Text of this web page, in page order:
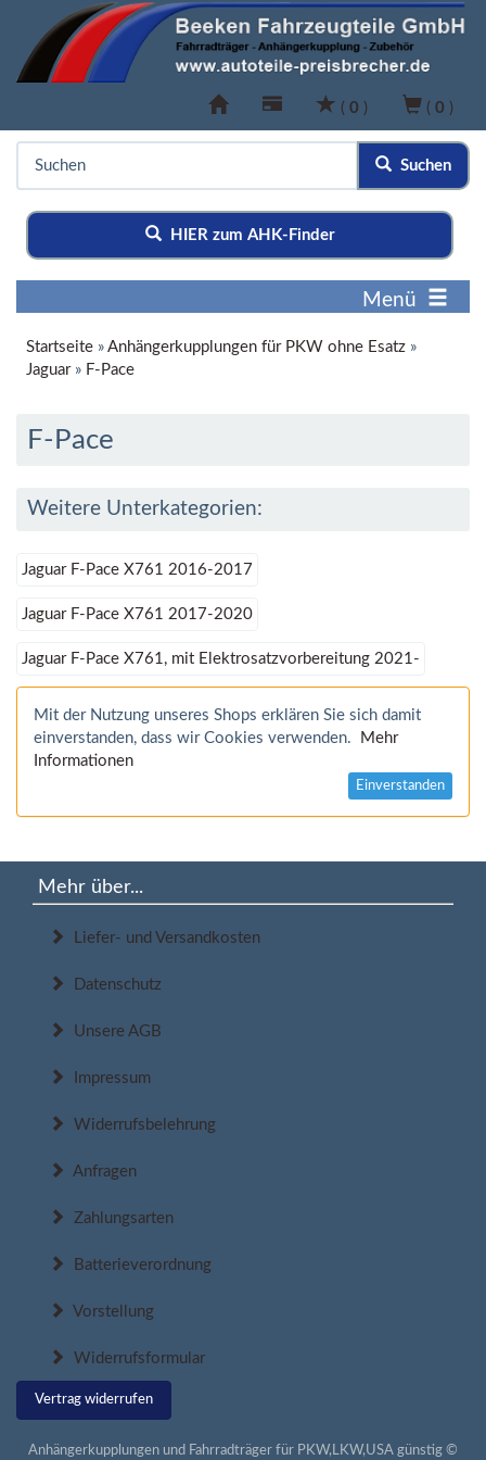
( 0 ) ( 0 )
Suchen
HIER zum AHK-Finder
Menü
Startseite » Anhängerkupplungen für PKW ohne Esatz »
Jaguar» F-Pace
F-Pace
Weitere Unterkategorien:
Jaguar F-Pace X761 2016-2017
Jaguar F-Pace X761 2017-2020
Jaguar F-Pace X761, mit Elektrosatzvorbereitung 2021-
Mit der Nutzung unseres Shops erklären Sie sich damit
einverstanden, dass wir Cookies verwenden.
Mehr
Informationen
Einverstanden
Mehr über...
Liefer- und Versandkosten
Datenschutz
Unsere AGB
Impressum
Widerrufsbelehrung
Anfragen
Zahlungsarten
Batterieverordnung
Vorstellung
Widerrufsformular
Vertrag widerrufen
Anhängerkupplungen und Fahrradträger für PKW,LKW,USA günstig ©